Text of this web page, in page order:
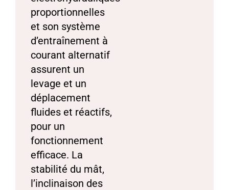
proportionnelles
et son système
d’entraînement à
courant alternatif
assurent un
levage et un
déplacement
fluides et réactifs,
pour un
fonctionnement
efficace. La
stabilité du mât,
l’inclinaison des